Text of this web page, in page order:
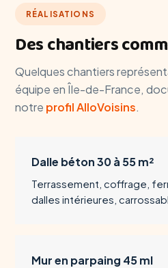
RÉALISATIONS
Des chantiers
Quelques chantiers
équipe en Île-de-France,
notre profil AlloVoisins.
Dalle béton 30 à 55 m²
Terrassement, coffrage,
dalles intérieures,
Mur en parpaing 45 ml